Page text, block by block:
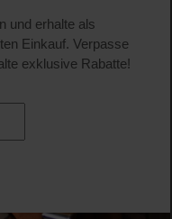
und erhalte als
Einkauf. Verpasse
exklusive Rabatte!